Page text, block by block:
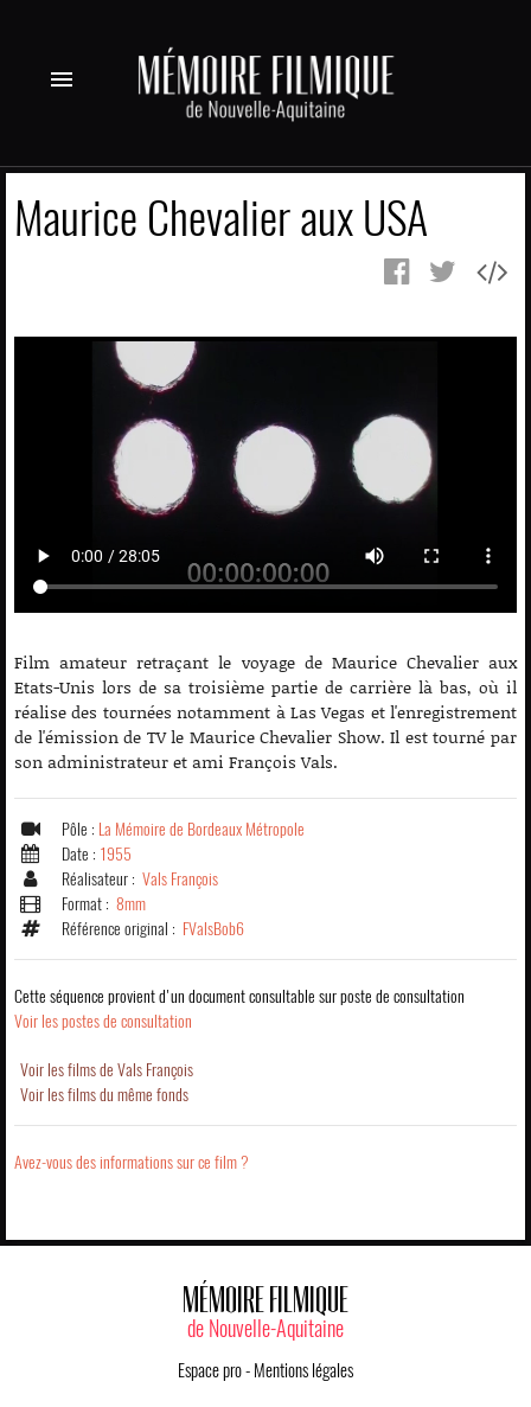
menu
Maurice Chevalier aux USA
Film amateur retraçant le voyage de Maurice Chevalier aux
Etats-Unis lors de sa troisième partie de carrière là bas, où il
réalise des tournées notamment à Las Vegas et l'enregistrement
de l'émission de TV le Maurice Chevalier Show. Il est tourné par
son administrateur et ami François Vals.
Pôle : La Mémoire de Bordeaux Métropole
Date : 1955
Réalisateur : Vals François
Format : 8mm
Référence original : FValsBob6
Cette séquence provient d'un document consultable sur poste de consultation
Voir les postes de consultation
Voir les films de Vals François
Voir les films du même fonds
Avez-vous des informations sur ce film ?
MÉMOIRE FILMIQUE
de Nouvelle-Aquitaine
Espace pro- Mentions légales